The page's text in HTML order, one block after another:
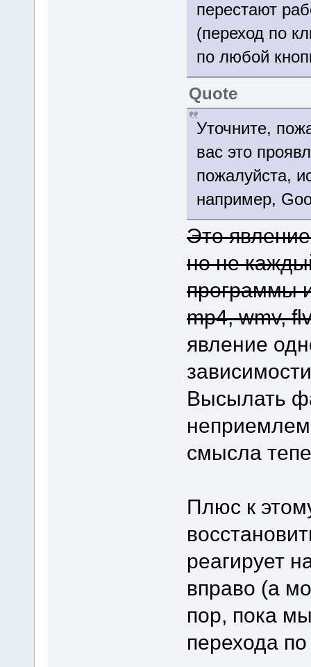
перестают
(переход по
по любой
Quote
Уточните,
вас это
пожалуйста,
например,
Это
но не
программы
mp4, wmv,
явление
Высылать
смысла
Плюс к
реагирует
вправо (а
пор, пока
перехода